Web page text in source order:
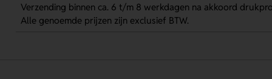
Verzending binnen ca. 6 t/m 8 werkdagen na akkoord
Alle genoemde prijzen zijn exclusief BTW.